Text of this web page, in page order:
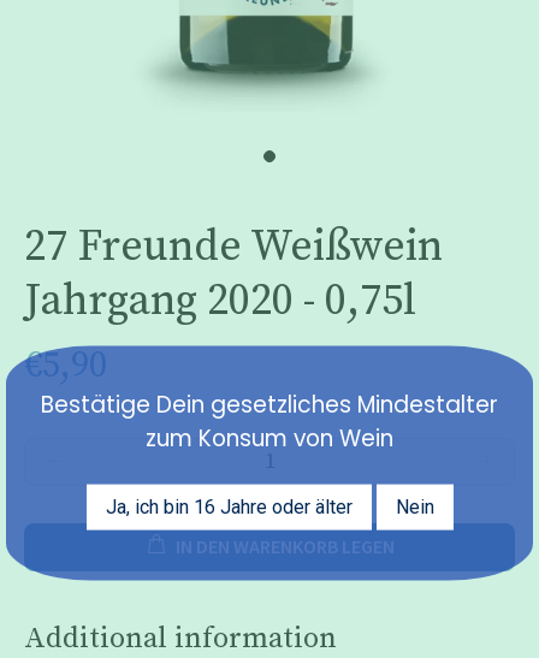
27 Freunde Weißwein
Jahrgang 2020 - 0,75l
€5,90
IN DEN WARENKORB LEGEN
Additional information
Bestätige Dein gesetzliches Mindestalter
zum Konsum von Wein
Ja, ich bin 16 Jahre oder älter Nein